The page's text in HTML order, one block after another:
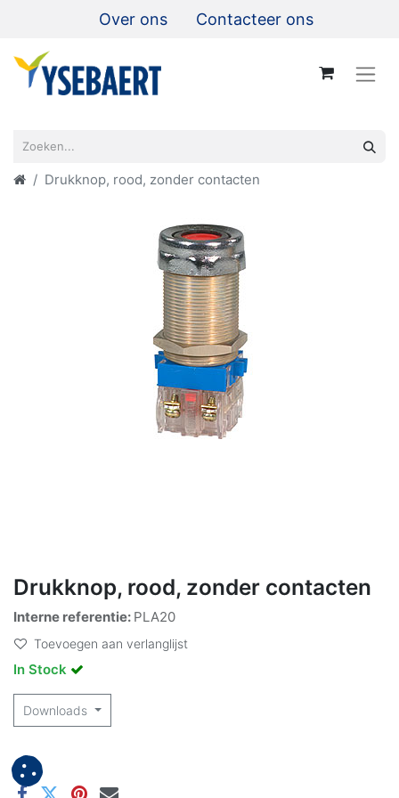
Over ons Contacteer ons
Drukknop, rood, zonder contacten
Drukknop, rood, zonder contacten
Interne referentie: PLA20
Toevoegen aan verlanglijst
In Stock
Downloads